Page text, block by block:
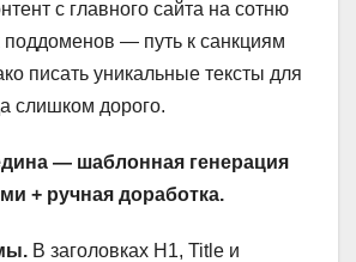
с главного сайта на сотню
поддоменов — путь к санкциям
писать уникальные тексты для
слишком дорого.
— шаблонная генерация
+ ручная доработка.
В заголовках H1, Title и